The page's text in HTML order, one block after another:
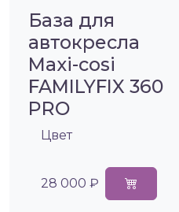
База для
автокресла
Maxi-cosi
FAMILYFIX 360
PRO
Цвет
28 000 ₽